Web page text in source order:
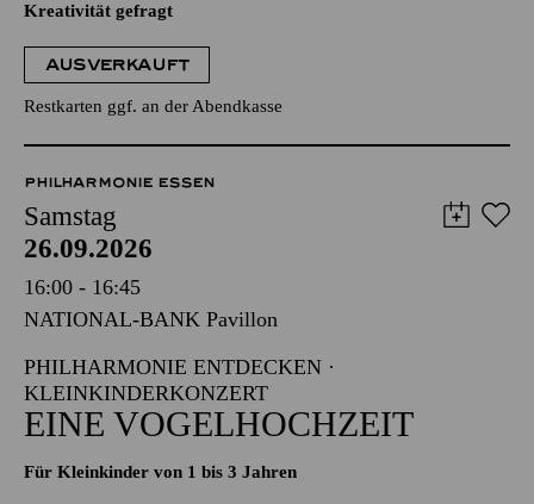
Kreativität gefragt
AUSVERKAUFT
Restkarten ggf. an der Abendkasse
PHILHARMONIE ESSEN
Samstag
26.09.2026
16:00 - 16:45
NATIONAL-BANK Pavillon
PHILHARMONIE ENTDECKEN ·
KLEINKINDERKONZERT
EINE VOGELHOCHZEIT
Für Kleinkinder von 1 bis 3 Jahren